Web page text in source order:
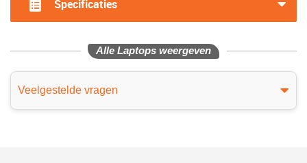
Specificaties
Alle Laptops weergeven
Veelgestelde vragen